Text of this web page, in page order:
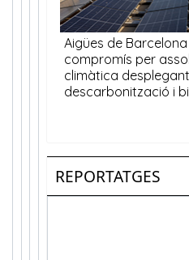
REPORTATGES